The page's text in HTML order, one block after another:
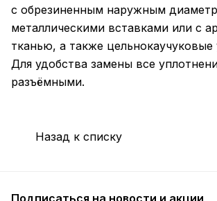
с обрезиненным наружным
металлическими вставками или с
тканью, а также цельнокаучуковые
Для удобства замены все
разъёмными.
Назад к списку
Подписаться на новости и акции